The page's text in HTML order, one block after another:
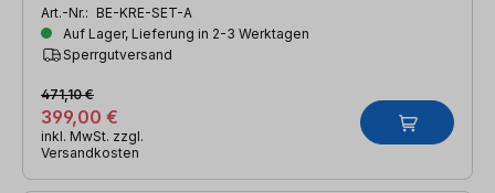
Art.-Nr.: BE-KRE-SET-A
Auf Lager, Lieferung in 2-3 Werktagen
Sperrgutversand
399,00 €
471,10 €
inkl. MwSt. zzgl.
Versandkosten